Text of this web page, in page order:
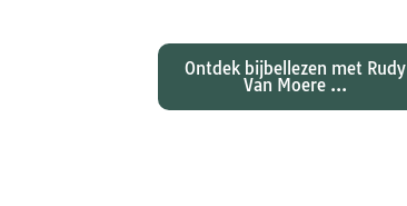
Ontdek bijbellezen met Rudy
Van Moere ...